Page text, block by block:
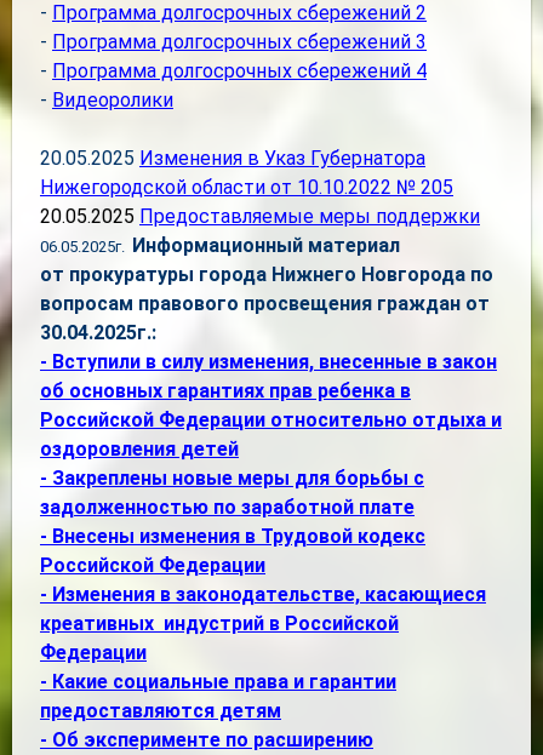
- Программа долгосрочных сбережений 2
- Программа долгосрочных сбережений 3
- Программа долгосрочных сбережений 4
- Видеоролики
20.05.2025 Изменения в Указ Губернатора
Нижегородской области от 10.10.2022 № 205
20.05.2025 Предоставляемые меры поддержки
06.05.2025г. Информационный материал
от прокуратуры города Нижнего Новгорода по
вопросам правового просвещения граждан от
30.04.2025г.:
- Вступили в силу изменения, внесенные в закон
об основных гарантиях прав ребенка в
Российской Федерации относительно отдыха и
оздоровления детей
- Закреплены новые меры для борьбы с
задолженностью по заработной плате
- Внесены изменения в Трудовой кодекс
Российской Федерации
- Изменения в законодательстве, касающиеся
креативных индустрий в Российской
Федерации
- Какие социальные права и гарантии
предоставляются детям
- Об эксперименте по расширению